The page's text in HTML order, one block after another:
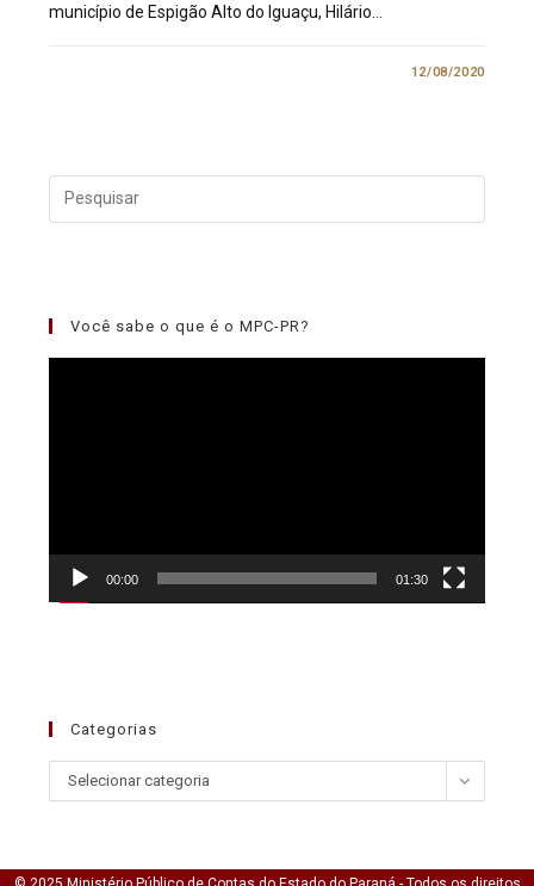
município de Espigão Alto do Iguaçu, Hilário…
12/08/2020
Você sabe o que é o MPC-PR?
00:00 01:30
Categorias
Selecionar categoria